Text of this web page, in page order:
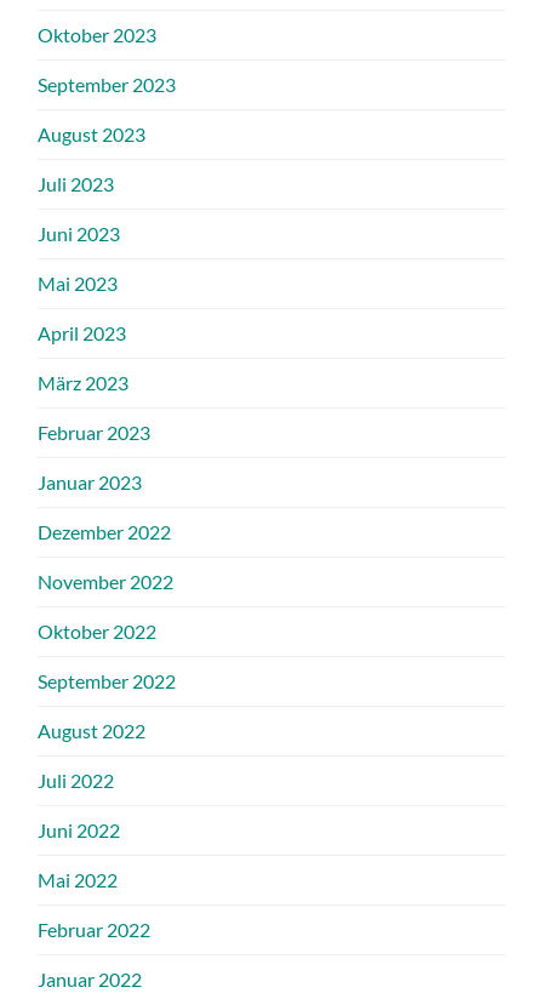
Oktober 2023
September 2023
August 2023
Juli 2023
Juni 2023
Mai 2023
April 2023
März 2023
Februar 2023
Januar 2023
Dezember 2022
November 2022
Oktober 2022
September 2022
August 2022
Juli 2022
Juni 2022
Mai 2022
Februar 2022
Januar 2022